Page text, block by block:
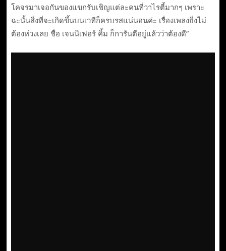
โคจรมาเจอกันของแขกรับเชิญแต่ละคนที่วาไรตี้มากๆ เพราะ
ฉะนั้นสิ่งที่จะเกิดขึ้นบนเวทีก็ครบรสแน่นอนค่ะ เรื่องเพลงยิ่งไม่
ต้องห่วงเลย ชื่อ เจนนิเฟอร์ คิ้ม ก็การันตีอยู่แล้วว่าต้องดี”